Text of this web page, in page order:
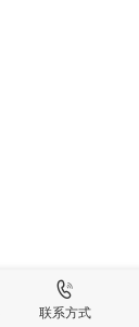
联系方式